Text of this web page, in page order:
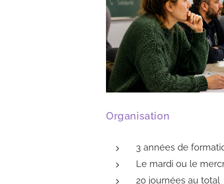
Organisation
3 années de
Le mardi ou le
20 journées au total